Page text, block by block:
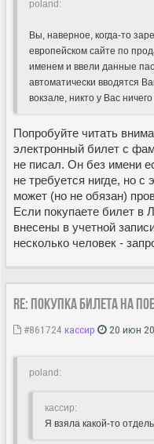
poland:
Вы, наверное, когда-то
европейском сайте по
именем и ввели данные
автоматически вводятся
вокзале, никто у Вас
Попробуйте читать
электронный билет с
не писал. Он без имени
не требуется нигде, но
может (но не обязан)
Если покупаете билет в
внесены в учетной
несколько человек -
Re: Покупка билета на
#861724 кассир 20 июн
poland:
кассир:
Я взяла какой-то